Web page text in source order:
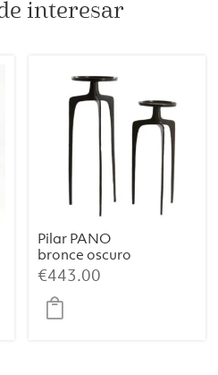
interesar
Pilar PANO
bronce oscuro
€443.00